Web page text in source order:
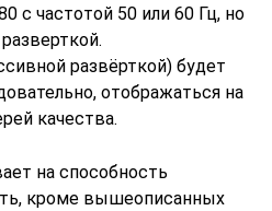
с частотой 50 или 60 Гц, но
развёрткой) будет
отображаться на
качества.
на способность
кроме вышеописанных